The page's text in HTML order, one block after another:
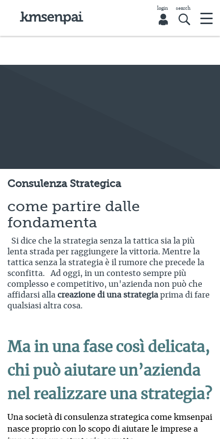
Consulenza Strategica
come partire dalle
fondamenta
Si dice che la strategia senza la tattica sia la più
lenta strada per raggiungere la vittoria. Mentre la
tattica senza la strategia è il rumore che precede la
sconfitta. Ad oggi, in un contesto sempre più
complesso e competitivo, un'azienda non può che
affidarsi alla creazione di una strategiaprima di fare
qualsiasi altra cosa.
Ma in una fase così delicata,
chi può aiutare un’azienda
nel realizzare una strategia?
Una società di consulenza strategica come kmsenpai
nasce proprio con lo scopo di aiutare le imprese a